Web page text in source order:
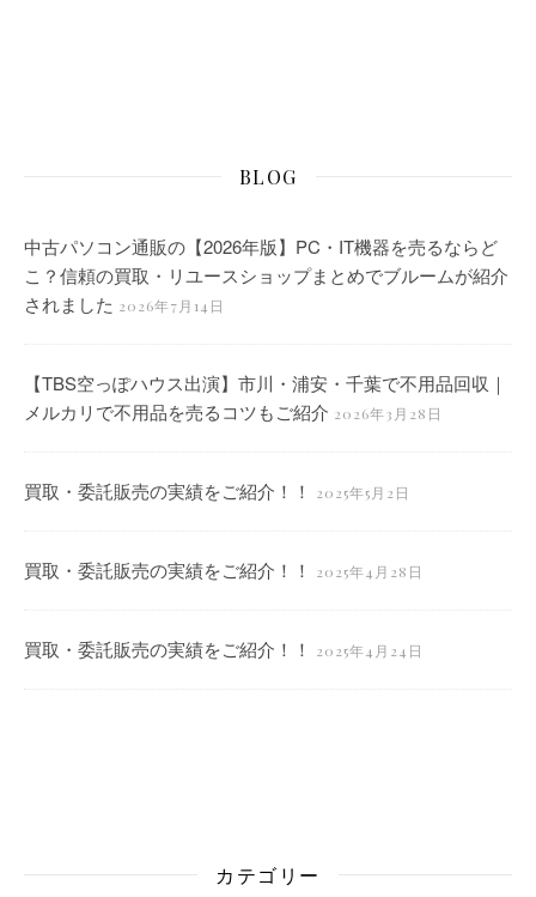
BLOG
中古パソコン通販の【2026年版】PC・IT機器を売るならど
こ？信頼の買取・リユースショップまとめでブルームが紹介
されました 2026年7月14日
【TBS空っぽハウス出演】市川・浦安・千葉で不用品回収｜
メルカリで不用品を売るコツもご紹介 2026年3月28日
買取・委託販売の実績をご紹介！！ 2025年5月2日
買取・委託販売の実績をご紹介！！ 2025年4月28日
買取・委託販売の実績をご紹介！！ 2025年4月24日
カテゴリー